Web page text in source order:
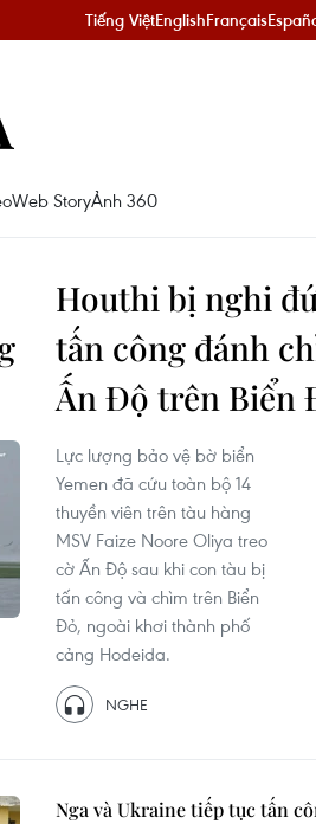
Tiếng ViệtEnglishFrançais
Web StoryẢnh 360
Houthi bị nghi
tấn công đánh
Ấn Độ trên Biển
Lực lượng bảo vệ bờ biển
Yemen đã cứu toàn bộ 14
thuyền viên trên tàu hàng
MSV Faize Noore Oliya treo
cờ Ấn Độ sau khi con tàu bị
tấn công và chìm trên Biển
Đỏ, ngoài khơi thành phố
cảng Hodeida.
NGHE
Nga và Ukraine tiếp tục tấn